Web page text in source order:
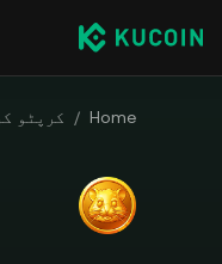
Home
/ کرپٹو